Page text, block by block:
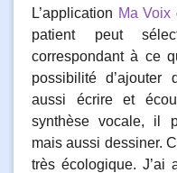
L’application Ma Voix
patient peut
correspondant à ce
possibilité
aussi écrire et
synthèse vocale, il
mais aussi dessiner.
très écologique. J’ai